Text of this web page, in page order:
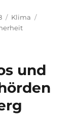
Kategorien
Klima
und